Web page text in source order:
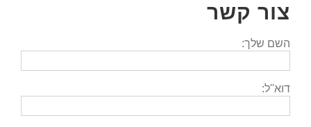
צור קשר
השם שלך:
דוא''ל: